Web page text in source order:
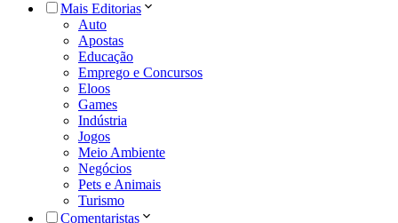
Mais Editorias
Auto
Apostas
Educação
Emprego e Concursos
Eloos
Games
Indústria
Jogos
Meio Ambiente
Negócios
Pets e Animais
Turismo
Comentaristas